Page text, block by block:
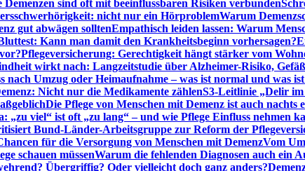
sind oft mit beeinflussbaren Risiken verbunden
nicht nur ein HörproblemWarum
gut abwägen solltenEmpathisch leiden lassen: Warum
Kann man damit den Krankheitsbeginn vorhersagen?
Pflegeversicherung: Gerechtigkeit hängt stärker vom
wirkt nach: Langzeitstudie über Alzheimer-Risiko,
nach Umzug oder Heimaufnahme – was ist normal und was
Nicht nur die Medikamente zählenS3-Leitlinie „Delir im
Die Pflege von Menschen mit Demenz ist auch nachts
„zu viel“ ist oft „zu lang“ – und wie Pflege Einfluss nehmen
Bund-Länder-Arbeitsgruppe zur Reform der
für die Versorgung von Menschen mit DemenzVom
schauen müssenWarum die fehlenden Diagnosen auch ein
Übergriffig? Oder vielleicht doch ganz anders?